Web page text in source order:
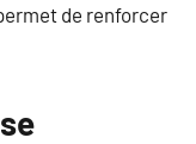
de renforcer